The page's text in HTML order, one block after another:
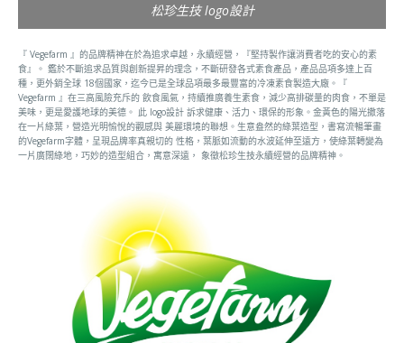
松珍生技 logo設計
『 Vegefarm 』的品牌精神在於為追求卓越，永續經營，『堅持製作讓消費者吃的安心的素
食』。 鑑於不斷追求品質與創新提昇的理念，不斷研發各式素食產品，產品品項多達上百
種，更外銷全球 18個國家，迄今已是全球品項最多最豐富的冷凍素食製造大廠。『
Vegefarm 』在三高風險充斥的 飲食風氣，持續推廣養生素食，減少高排碳量的肉食，不單是
美味，更是愛護地球的美德。 此 logo設計 訴求健康、活力、環保的形象。金黃色的陽光撒落
在一片綠葉，營造光明愉悅的觀感與 美麗環境的聯想。生意盎然的綠葉造型，書寫流暢筆畫
的Vegefarm字體，呈現品牌率真親切的 性格，葉脈如流動的水波延伸至遠方，使綠葉轉變為
一片廣闊綠地，巧妙的造型組合，寓意深遠， 象徵松珍生技永續經營的品牌精神。